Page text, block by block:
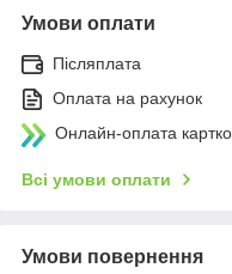
Умови оплати
Післяплата
Оплата на рахунок
Онлайн-оплата
Всі умови оплати
Умови повернення